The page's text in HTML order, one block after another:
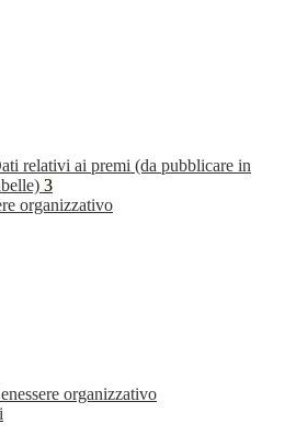
relativi ai premi (da pubblicare in
3
organizzativo
organizzativo